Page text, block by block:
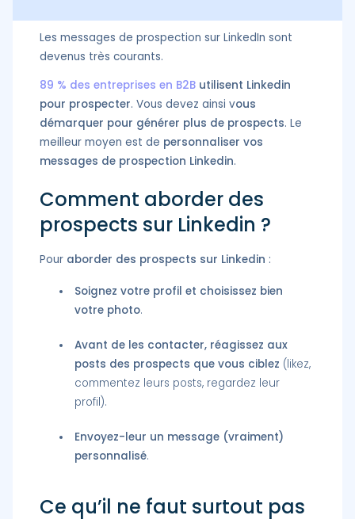
Les messages de prospection sur LinkedIn sont
devenus très courants.
89 % des entreprises en B2B utilisent Linkedin
pour prospecter. Vous devez ainsi vous
démarquer pour générer plus de prospects. Le
meilleur moyen est de personnaliser vos
messages de prospection Linkedin.
Comment aborder des
prospects sur Linkedin ?
Pour aborder des prospects sur Linkedin :
Soignez votre profil et choisissez bien
votre photo.
Avant de les contacter, réagissez aux
posts des prospects que vous ciblez (likez,
commentez leurs posts, regardez leur
profil).
Envoyez-leur un message (vraiment)
personnalisé.
Ce qu’il ne faut surtout pas